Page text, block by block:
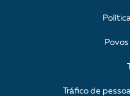
Tráfico de